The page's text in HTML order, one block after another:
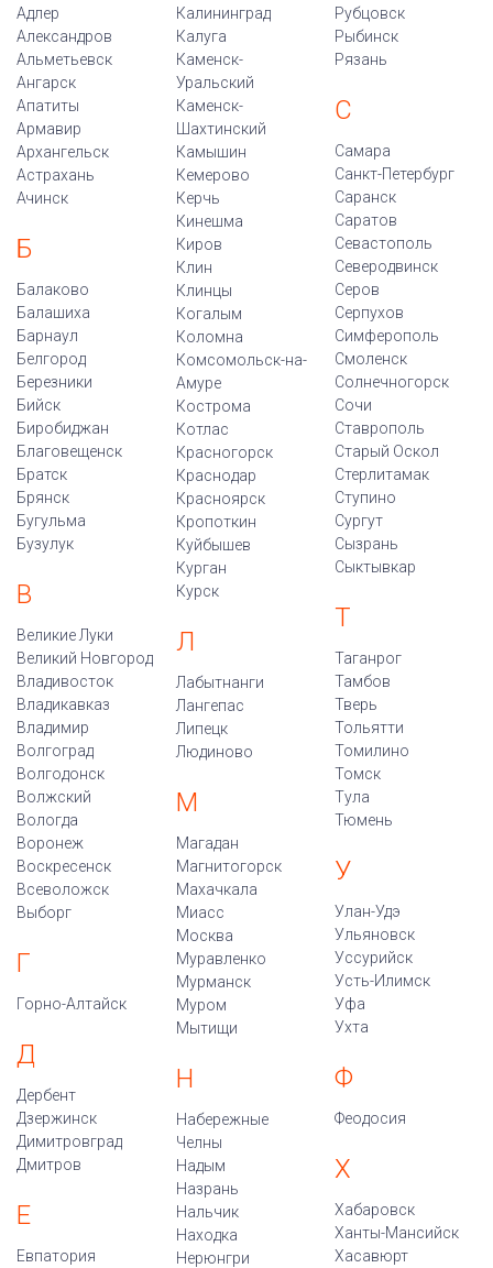
Адлер
Александров
Альметьевск
Ангарск
Апатиты
Армавир
Архангельск
Астрахань
Ачинск
Б
Балаково
Балашиха
Барнаул
Белгород
Березники
Бийск
Биробиджан
Благовещенск
Братск
Брянск
Бугульма
Бузулук
В
Великие Луки
Великий Новгород
Владивосток
Владикавказ
Владимир
Волгоград
Волгодонск
Волжский
Вологда
Воронеж
Воскресенск
Всеволожск
Выборг
Г
Горно-Алтайск
Д
Дербент
Дзержинск
Димитровград
Дмитров
Е
Евпатория
Калининград
Калуга
Каменск-
Уральский
Каменск-
Шахтинский
Камышин
Кемерово
Керчь
Кинешма
Киров
Клин
Клинцы
Когалым
Коломна
Комсомольск-на-
Амуре
Кострома
Котлас
Красногорск
Краснодар
Красноярск
Кропоткин
Куйбышев
Курган
Курск
Л
Лабытнанги
Лангепас
Липецк
Людиново
М
Магадан
Магнитогорск
Махачкала
Миасс
Москва
Муравленко
Мурманск
Муром
Мытищи
Н
Набережные
Челны
Надым
Назрань
Нальчик
Находка
Нерюнгри
Рубцовск
Рыбинск
Рязань
С
Самара
Санкт-Петербург
Саранск
Саратов
Севастополь
Северодвинск
Серов
Серпухов
Симферополь
Смоленск
Солнечногорск
Сочи
Ставрополь
Старый Оскол
Стерлитамак
Ступино
Сургут
Сызрань
Сыктывкар
Т
Таганрог
Тамбов
Тверь
Тольятти
Томилино
Томск
Тула
Тюмень
У
Улан-Удэ
Ульяновск
Уссурийск
Усть-Илимск
Уфа
Ухта
Ф
Феодосия
Х
Хабаровск
Ханты-Мансийск
Хасавюрт